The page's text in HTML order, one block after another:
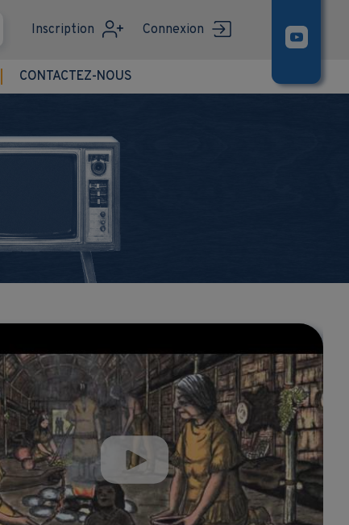
Inscription Connexion
CONTACTEZ-NOUS